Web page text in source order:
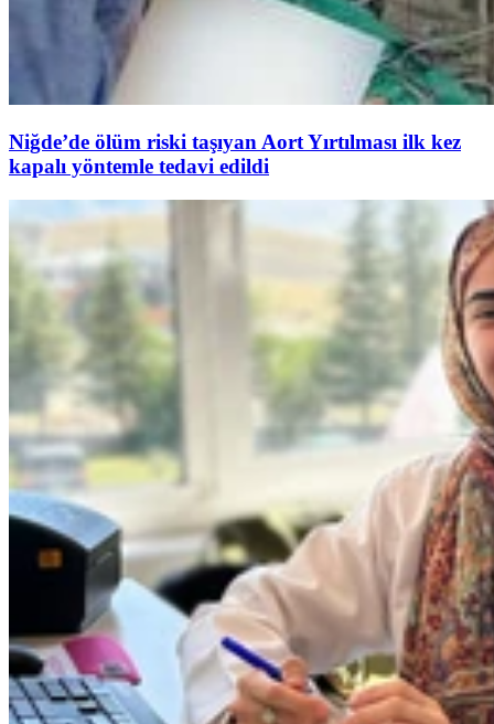
Niğde’de ölüm riski taşıyan Aort Yırtılması ilk kez
kapalı yöntemle tedavi edildi